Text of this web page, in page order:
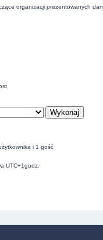
organizacji prezentowanych
i 1 gość
UTC+1godz.